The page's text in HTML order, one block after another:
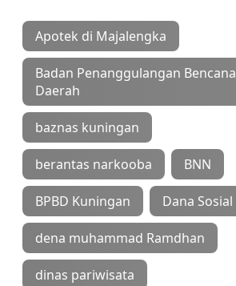
Apotek di Majalengka
Badan Penanggulangan Bencana
Daerah
baznas kuningan
berantas narkooba BNN
BPBD Kuningan Dana Sosial
dena muhammad Ramdhan
dinas pariwisata